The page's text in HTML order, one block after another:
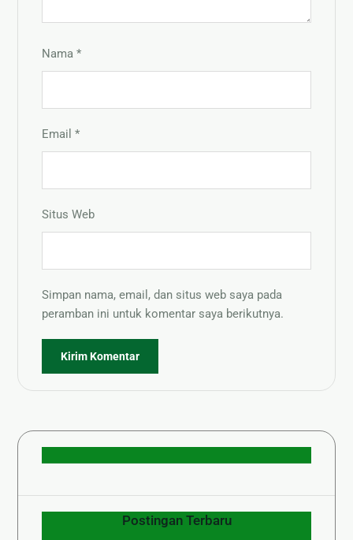
Nama*
Email*
Situs Web
Simpan nama, email, dan situs web saya pada
peramban ini untuk komentar saya berikutnya.
Postingan Terbaru